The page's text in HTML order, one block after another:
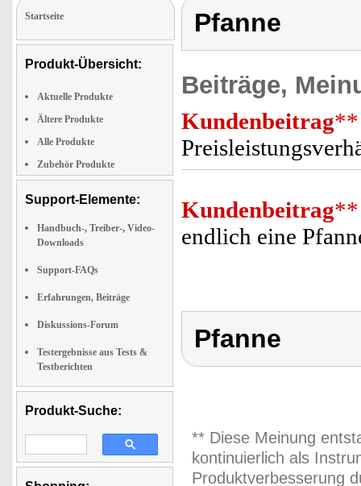
Startseite
Produkt-Übersicht:
Aktuelle Produkte
Ältere Produkte
Alle Produkte
Zubehör Produkte
Support-Elemente:
Handbuch-, Treiber-, Video-
Downloads
Support-FAQs
Erfahrungen, Beiträge
Diskussions-Forum
Testergebnisse aus Tests &
Testberichten
Produkt-Suche:
Pfanne
Beiträge,
Kundenbeitrag**
Kundenbeitrag**
endlich eine
Pfanne
** Diese Meinung
kontinuierlich als
Produktverbesserung